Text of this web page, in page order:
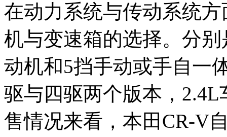
在动力系统与传动系统
机与变速箱的选择。分
动机和5挡手动或手自一
驱与四驱两个版本，
售情况来看，本田CR-V